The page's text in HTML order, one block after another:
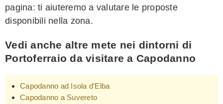
pagina: ti aiuteremo a valutare le proposte
disponibili nella zona.
Vedi anche altre mete nei dintorni di
Portoferraio da visitare a Capodanno
Capodanno ad Isola d'Elba
Capodanno a Suvereto